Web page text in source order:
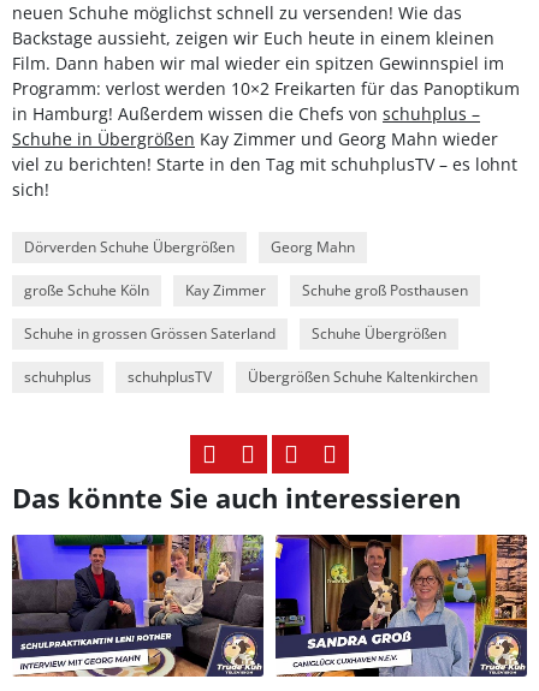
neuen Schuhe möglichst schnell zu versenden! Wie das
Backstage aussieht, zeigen wir Euch heute in einem kleinen
Film. Dann haben wir mal wieder ein spitzen Gewinnspiel im
Programm: verlost werden 10×2 Freikarten für das Panoptikum
in Hamburg! Außerdem wissen die Chefs von schuhplus –
Schuhe in Übergrößen Kay Zimmer und Georg Mahn wieder
viel zu berichten! Starte in den Tag mit schuhplusTV – es lohnt
sich!
Dörverden Schuhe Übergrößen Georg Mahn
große Schuhe Köln Kay Zimmer Schuhe groß Posthausen
Schuhe in grossen Grössen Saterland Schuhe Übergrößen
schuhplus schuhplusTV Übergrößen Schuhe Kaltenkirchen
Das könnte Sie auch interessieren